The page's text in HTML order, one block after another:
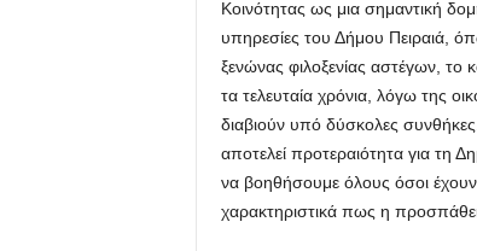
Κοινότητας ως μια σημαντική
υπηρεσίες του Δήμου Πειραιά,
ξενώνας φιλοξενίας αστέγων,
τα τελευταία χρόνια, λόγω της
διαβιούν υπό δύσκολες
αποτελεί προτεραιότητα για τη
να βοηθήσουμε όλους όσοι
χαρακτηριστικά πως η